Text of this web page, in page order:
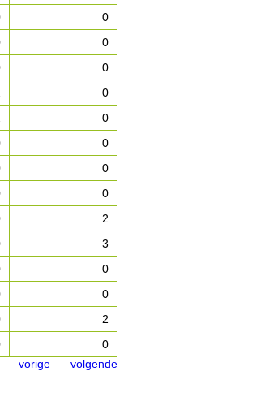
0
0
0
0
0
0
0
0
2
3
0
0
2
0
vorige
volgende